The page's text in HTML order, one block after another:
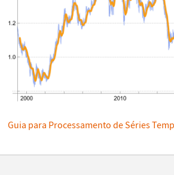
Guia para Processamento de Séries